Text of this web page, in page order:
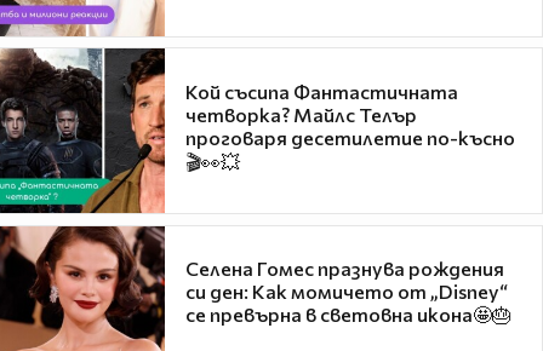
Кой съсипа Фантастичната
четворка? Майлс Телър
проговаря десетилетие по-късно
🎬👀💥
Селена Гомес празнува рождения
си ден: Как момичето от „Disney“
се превърна в световна икона🤩🎂